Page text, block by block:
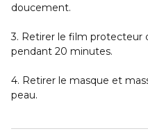
doucement.
3. Retirer le film protecteur
pendant 20 minutes.
4. Retirer le masque et
peau.